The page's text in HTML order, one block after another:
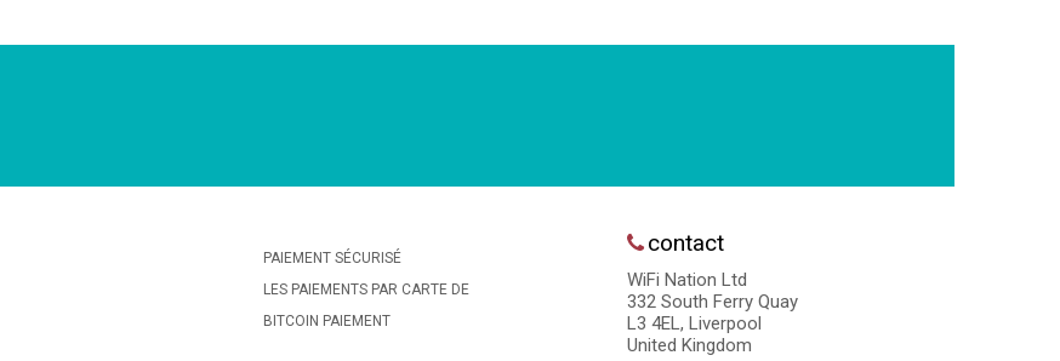
PAIEMENT SÉCURISÉ
LES PAIEMENTS PAR CARTE DE
BITCOIN PAIEMENT
contact
WiFi Nation Ltd
332 South Ferry Quay
L3 4EL, Liverpool
United Kingdom